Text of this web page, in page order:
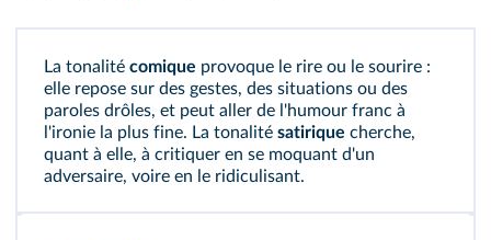
La tonalité comique provoque le rire ou le sourire :
elle repose sur des gestes, des situations ou des
paroles drôles, et peut aller de l'humour franc à
l'ironie la plus fine. La tonalité satirique cherche,
quant à elle, à critiquer en se moquant d'un
adversaire, voire en le ridiculisant.